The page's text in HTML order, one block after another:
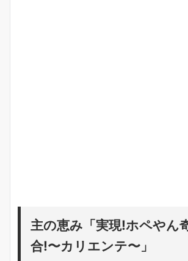
主の恵み「実現!ホペやん
合!〜カリエンテ〜」